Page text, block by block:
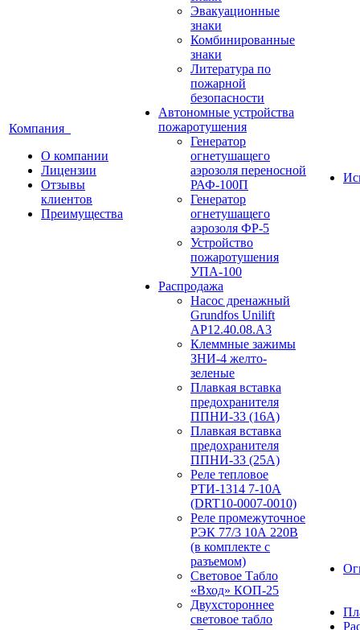
Компания
О компании
Лицензии
Отзывы
клиентов
Преимущества
Эвакуационные
знаки
Комбинированные
знаки
Литература по
пожарной
безопасности
Автономные устройства
пожаротушения
Генератор
огнетушащего
аэрозоля переносной
РАФ-100П
Генератор
огнетушащего
аэрозоля ФР-5
Устройство
пожаротушения
УПА-100
Распродажа
Насос дренажный
Grundfos Unilift
АP12.40.08.A3
Клеммные зажимы
ЗНИ-4 желто-
зеленые
Плавкая вставка
предохранителя
ППНИ-33 (16А)
Плавкая вставка
предохранителя
ППНИ-33 (25А)
Реле тепловое
РТИ-1314 7-10А
(DRT10-0007-0010)
Реле промежуточное
РЭК 77/3 10А 220В
(в комплекте с
разъемом)
Световое Табло
«Вход» КОП-25
Двухстороннее
световое табло